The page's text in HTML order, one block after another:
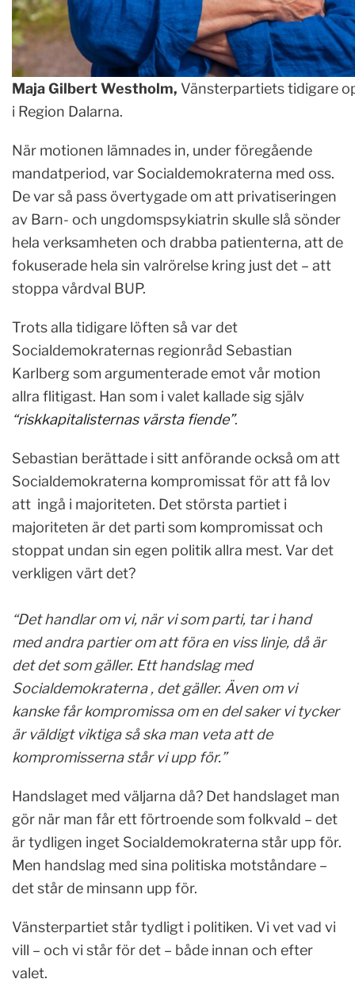
Maja Gilbert Westholm, Vänsterpartiets tidigare
i Region Dalarna.
När motionen lämnades in, under föregående
mandatperiod, var Socialdemokraterna med oss.
De var så pass övertygade om att privatiseringen
av Barn- och ungdomspsykiatrin skulle slå sönder
hela verksamheten och drabba patienterna, att de
fokuserade hela sin valrörelse kring just det – att
stoppa vårdval BUP.
Trots alla tidigare löften så var det
Socialdemokraternas regionråd Sebastian
Karlberg som argumenterade emot vår motion
allra flitigast. Han som i valet kallade sig själv
“riskkapitalisternas värsta fiende”.
Sebastian berättade i sitt anförande också om att
Socialdemokraterna kompromissat för att få lov
att ingå i majoriteten. Det största partiet i
majoriteten är det parti som kompromissat och
stoppat undan sin egen politik allra mest. Var det
verkligen värt det?
“Det handlar om vi, när vi som parti, tar i hand
med andra partier om att föra en viss linje, då är
det det som gäller. Ett handslag med
Socialdemokraterna , det gäller. Även om vi
kanske får kompromissa om en del saker vi tycker
är väldigt viktiga så ska man veta att de
kompromisserna står vi upp för.”
Handslaget med väljarna då? Det handslaget man
gör när man får ett förtroende som folkvald – det
är tydligen inget Socialdemokraterna står upp för.
Men handslag med sina politiska motståndare –
det står de minsann upp för.
Vänsterpartiet står tydligt i politiken. Vi vet vad vi
vill – och vi står för det – både innan och efter
valet.